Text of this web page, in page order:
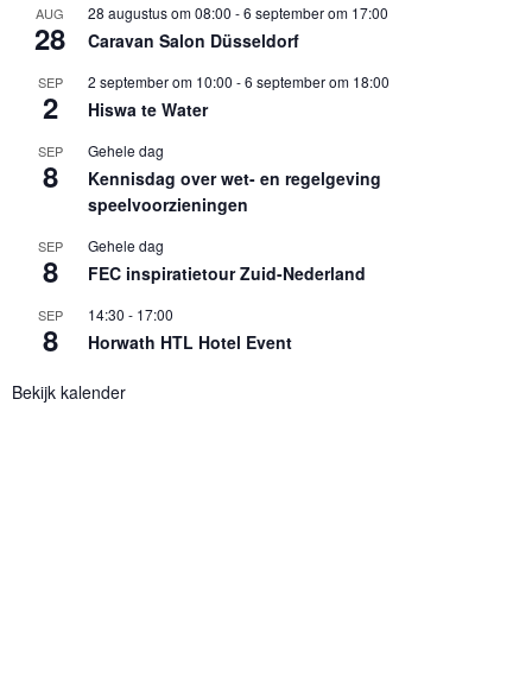
AUG
28
28 augustus om 08:00 -6 september om 17:00
Caravan Salon Düsseldorf
SEP
2
2 september om 10:00 -6 september om 18:00
Hiswa te Water
SEP
8
Gehele dag
Kennisdag over wet- en regelgeving
speelvoorzieningen
SEP
8
Gehele dag
FEC inspiratietour Zuid-Nederland
SEP
8
14:30 - 17:00
Horwath HTL Hotel Event
Bekijk kalender